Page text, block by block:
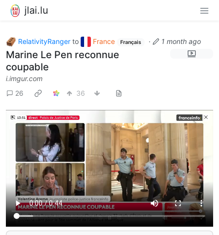
jlai.lu
RelativityRanger to France Français · 1 month ago
Marine Le Pen reconnue
coupable
i.imgur.com
26
36